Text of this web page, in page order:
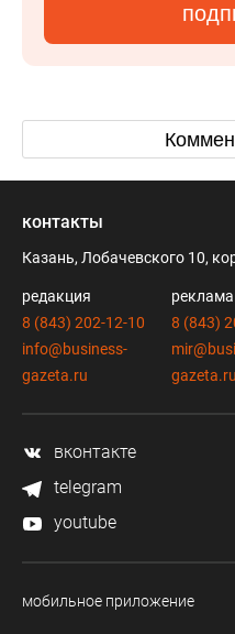
контакты
Казань, Лобачевского 10,
редакция
8 (843) 202-12-10
info@business-
gazeta.ru
реклама
8 (843)
gazeta.ru
вконтакте
telegram
youtube
мобильное приложение